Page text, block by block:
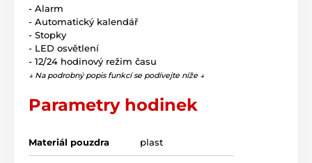
- Alarm
- Automatický kalendář
- Stopky
- LED osvětlení
- 12/24 hodinový režim času
↓ Na podrobný popis funkcí se podívejte níže ↓
Parametry hodinek
Materiál pouzdra plast